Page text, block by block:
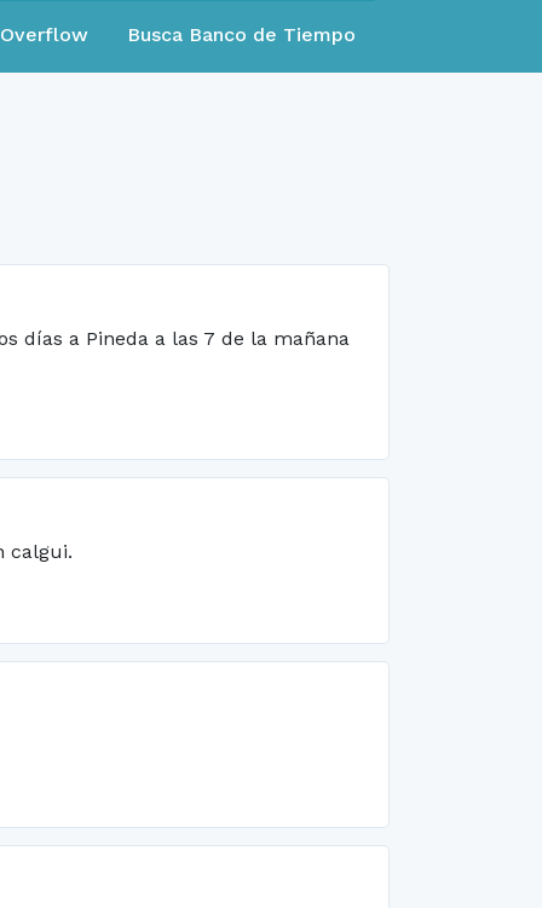
Busca Banco de Tiempo
días a Pineda a las 7 de la mañana
calgui.